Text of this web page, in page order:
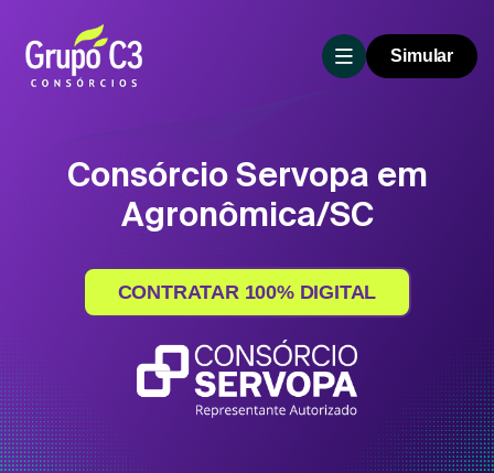
Simular
Consórcio Servopa em
Agronômica/SC
CONTRATAR 100% DIGITAL